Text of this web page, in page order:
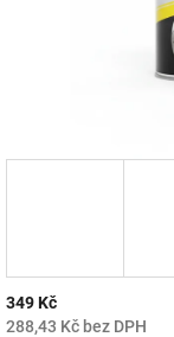
349 Kč
288,43 Kč bez DPH